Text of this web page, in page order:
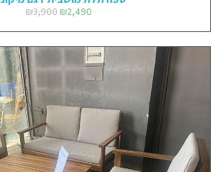
₪3,900 ₪2,490